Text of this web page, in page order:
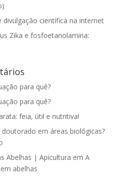
divulgação científica na internet
Zika e fosfoetanolamina:
para quê?
para quê?
feia, útil e nutritiva!
doutorado em áreas biológicas?
Abelhas | Apicultura em A
abelhas